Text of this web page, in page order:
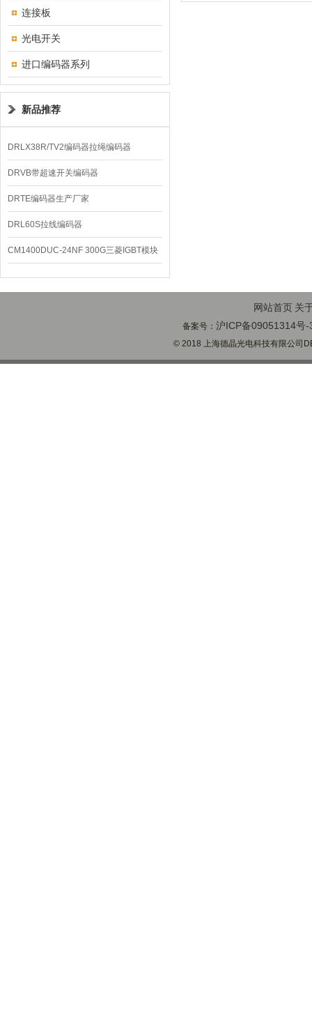
连接板
光电开关
进口编码器系列
新品推荐
DRLX38R/TV2编码器拉绳编码器
DRVB带超速开关编码器
DRTE编码器生产厂家
DRL60S拉线编码器
CM1400DUC-24NF 300G三菱IGBT模块
网站首页 关
备案号：沪ICP备09051314号-
© 2018 上海德晶光电科技有限公司